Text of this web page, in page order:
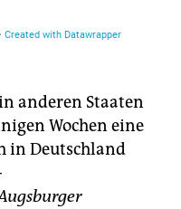
anderen Staaten
Wochen eine
in Deutschland